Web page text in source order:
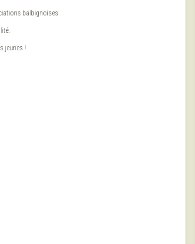
balbignoises.
jeunes !